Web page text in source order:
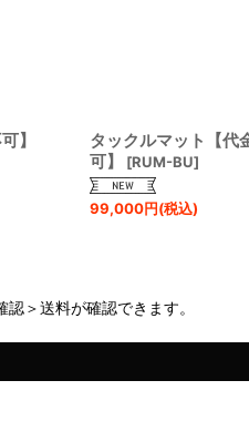
】
タックルマット【代
可】
[RUM-BU]
99,000円(税込)
＞送料が確認できます。